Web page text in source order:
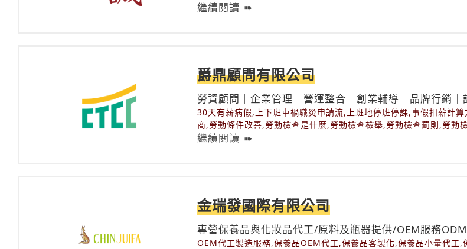
台中珠寶收購推薦,台北寶石收購推薦,台北珠寶收購推薦,台北鑽石回
手錶,賣珠寶,賣錶平台,賣黃金飾品,鑽戒回收,鑽石估價,鑽石回收,鑽石
購,鑽石收購店,鑽石收購推薦,鑽石收購流程,鑽石收購管道,高雄珠寶
回收,黃金回收價格,黃金扣重,黃金收購,黃金收購商,黃金收購商推薦,
條塊買賣,黃金計算方式,黃金飾品回收
繼續閱讀
爵鼎顧問有限公司
勞資顧問｜企業管理｜營運整合｜創業輔導｜品牌行銷｜
30天有薪病假,上下班車禍職災申請流,上班地停班停課,事假扣薪計
商,勞動條件改善,勞動檢查是什麼,勞動檢查檢舉,勞動檢查罰則,勞動
規諮詢,勞動部颱風假薪水規範,勞動顧問,勞基法不支薪,勞基法事假,
未休工資,特別休假計算方式,特別休假遞延,特別休假遞延同意書,產
假扣薪計算方式,職業安全衛生檢查,職災申請期限,職災認定,職災費率
定,臺灣勞資協商真實案例,補償休假,辦公室平安符,選定協商代表,避
是否需要補班,颱風天上班兩倍薪資,颱風天上班薪資算法,颱風天出勤,
繼續閱讀
金瑞發國際有限公司
專營保養品與化妝品代工/原料及瓶器提供/OEM服務
OEM代工製造服務,保養品OEM代工,保養品客製化,保養品小量代工,